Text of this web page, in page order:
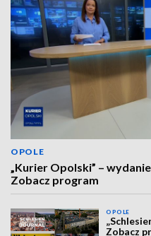
OPOLE
„Kurier Opolski” –
Zobacz program
OPOLE
Zobacz